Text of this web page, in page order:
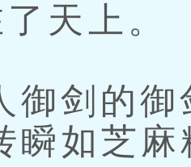
天上。
剑的御
瞬如芝